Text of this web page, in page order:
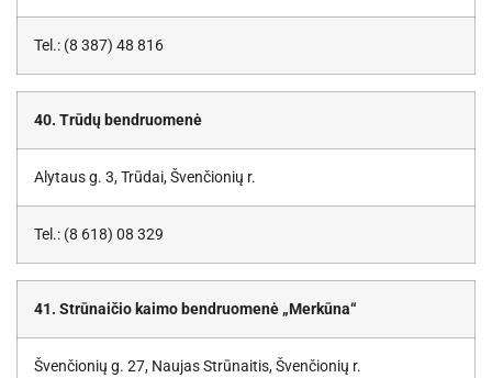
Tel.: (8 387) 48 816
40. Trūdų bendruomenė
Alytaus g. 3, Trūdai, Švenčionių r.
Tel.: (8 618) 08 329
41. Strūnaičio kaimo bendruomenė „Merkūna“
Švenčionių g. 27, Naujas Strūnaitis, Švenčionių r.